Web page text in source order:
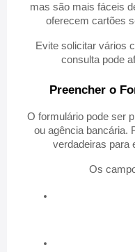
mas são mais fáceis
oferecem cartões
Evite solicitar vários
consulta pode
Preencher o
O formulário pode ser
ou agência bancária.
verdadeiras para
Os